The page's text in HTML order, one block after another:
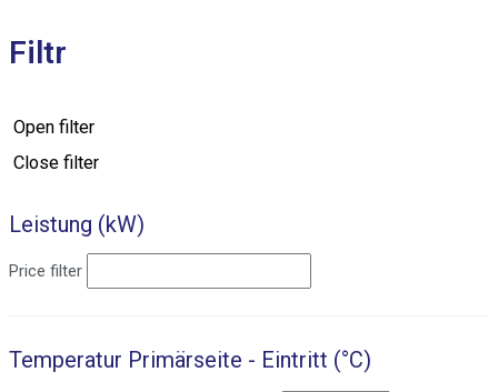
Filtr
Open filter
Close filter
Leistung (kW)
Price filter
Temperatur Primärseite - Eintritt (°C)